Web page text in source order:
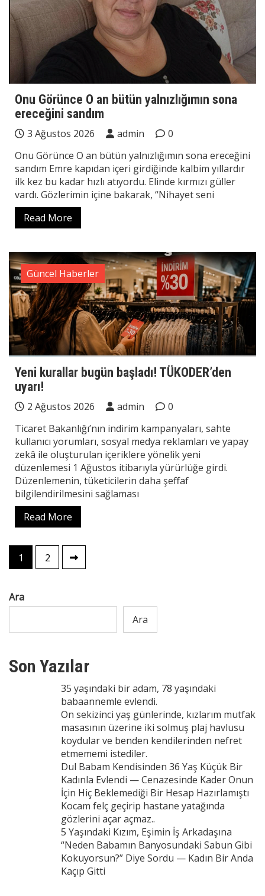
Onu Görünce O an bütün yalnızlığımın sona
ereceğini sandım
3 Ağustos 2026 admin
0
Onu Görünce O an bütün yalnızlığımın sona ereceğini
sandım Emre kapıdan içeri girdiğinde kalbim yıllardır
ilk kez bu kadar hızlı atıyordu. Elinde kırmızı güller
vardı. Gözlerimin içine bakarak, “Nihayet seni
Read More
Güncel Haberler
Yeni kurallar bugün başladı! TÜKODER’den
uyarı!
2 Ağustos 2026 admin
0
Ticaret Bakanlığı’nın indirim kampanyaları, sahte
kullanıcı yorumları, sosyal medya reklamları ve yapay
zekâ ile oluşturulan içeriklere yönelik yeni
düzenlemesi 1 Ağustos itibarıyla yürürlüğe girdi.
Düzenlemenin, tüketicilerin daha şeffaf
bilgilendirilmesini sağlaması
Read More
Yazı
sayfalaması
1 2
Ara
Ara
Son Yazılar
35 yaşındaki bir adam, 78 yaşındaki
babaannemle evlendi.
On sekizinci yaş günlerinde, kızlarım mutfak
masasının üzerine iki solmuş plaj havlusu
koydular ve benden kendilerinden nefret
etmememi istediler.
Dul Babam Kendisinden 36 Yaş Küçük Bir
Kadınla Evlendi — Cenazesinde Kader Onun
İçin Hiç Beklemediği Bir Hesap Hazırlamıştı
Kocam felç geçirip hastane yatağında
gözlerini açar açmaz..
5 Yaşındaki Kızım, Eşimin İş Arkadaşına
“Neden Babamın Banyosundaki Sabun Gibi
Kokuyorsun?” Diye Sordu — Kadın Bir Anda
Kaçıp Gitti